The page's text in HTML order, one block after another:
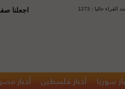
اجعلنا : عدد القراء حاليا
سوريا أخبار فلسطين أخبار مصر